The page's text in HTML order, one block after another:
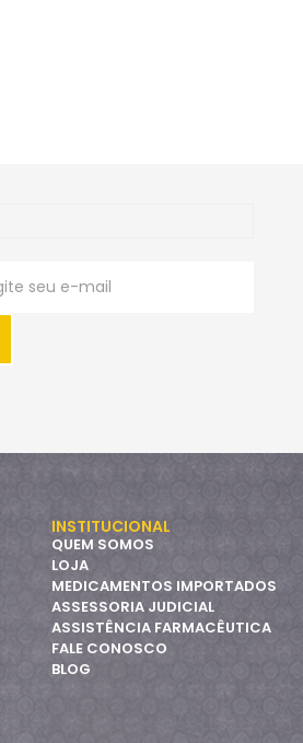
INSTITUCIONAL
QUEM SOMOS
LOJA
MEDICAMENTOS IMPORTADOS
ASSESSORIA JUDICIAL
ASSISTÊNCIA FARMACÊUTICA
FALE CONOSCO
BLOG